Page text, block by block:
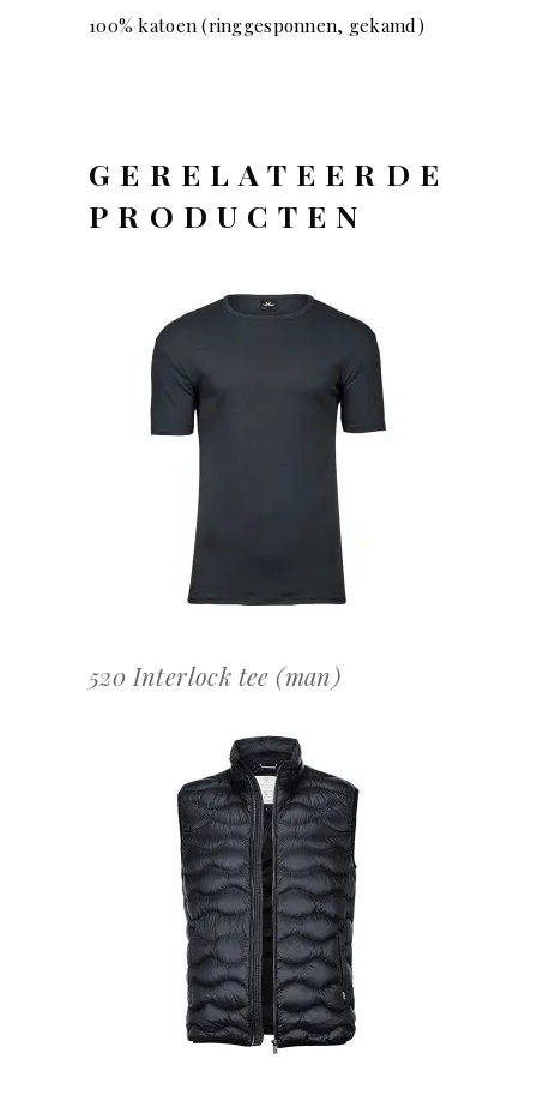
100% katoen (ringgesponnen, gekamd)
GERELATEERDE
PRODUCTEN
OFFERTEAANVRAAG
520 Interlock tee (man)
OFFERTEAANVRAAG